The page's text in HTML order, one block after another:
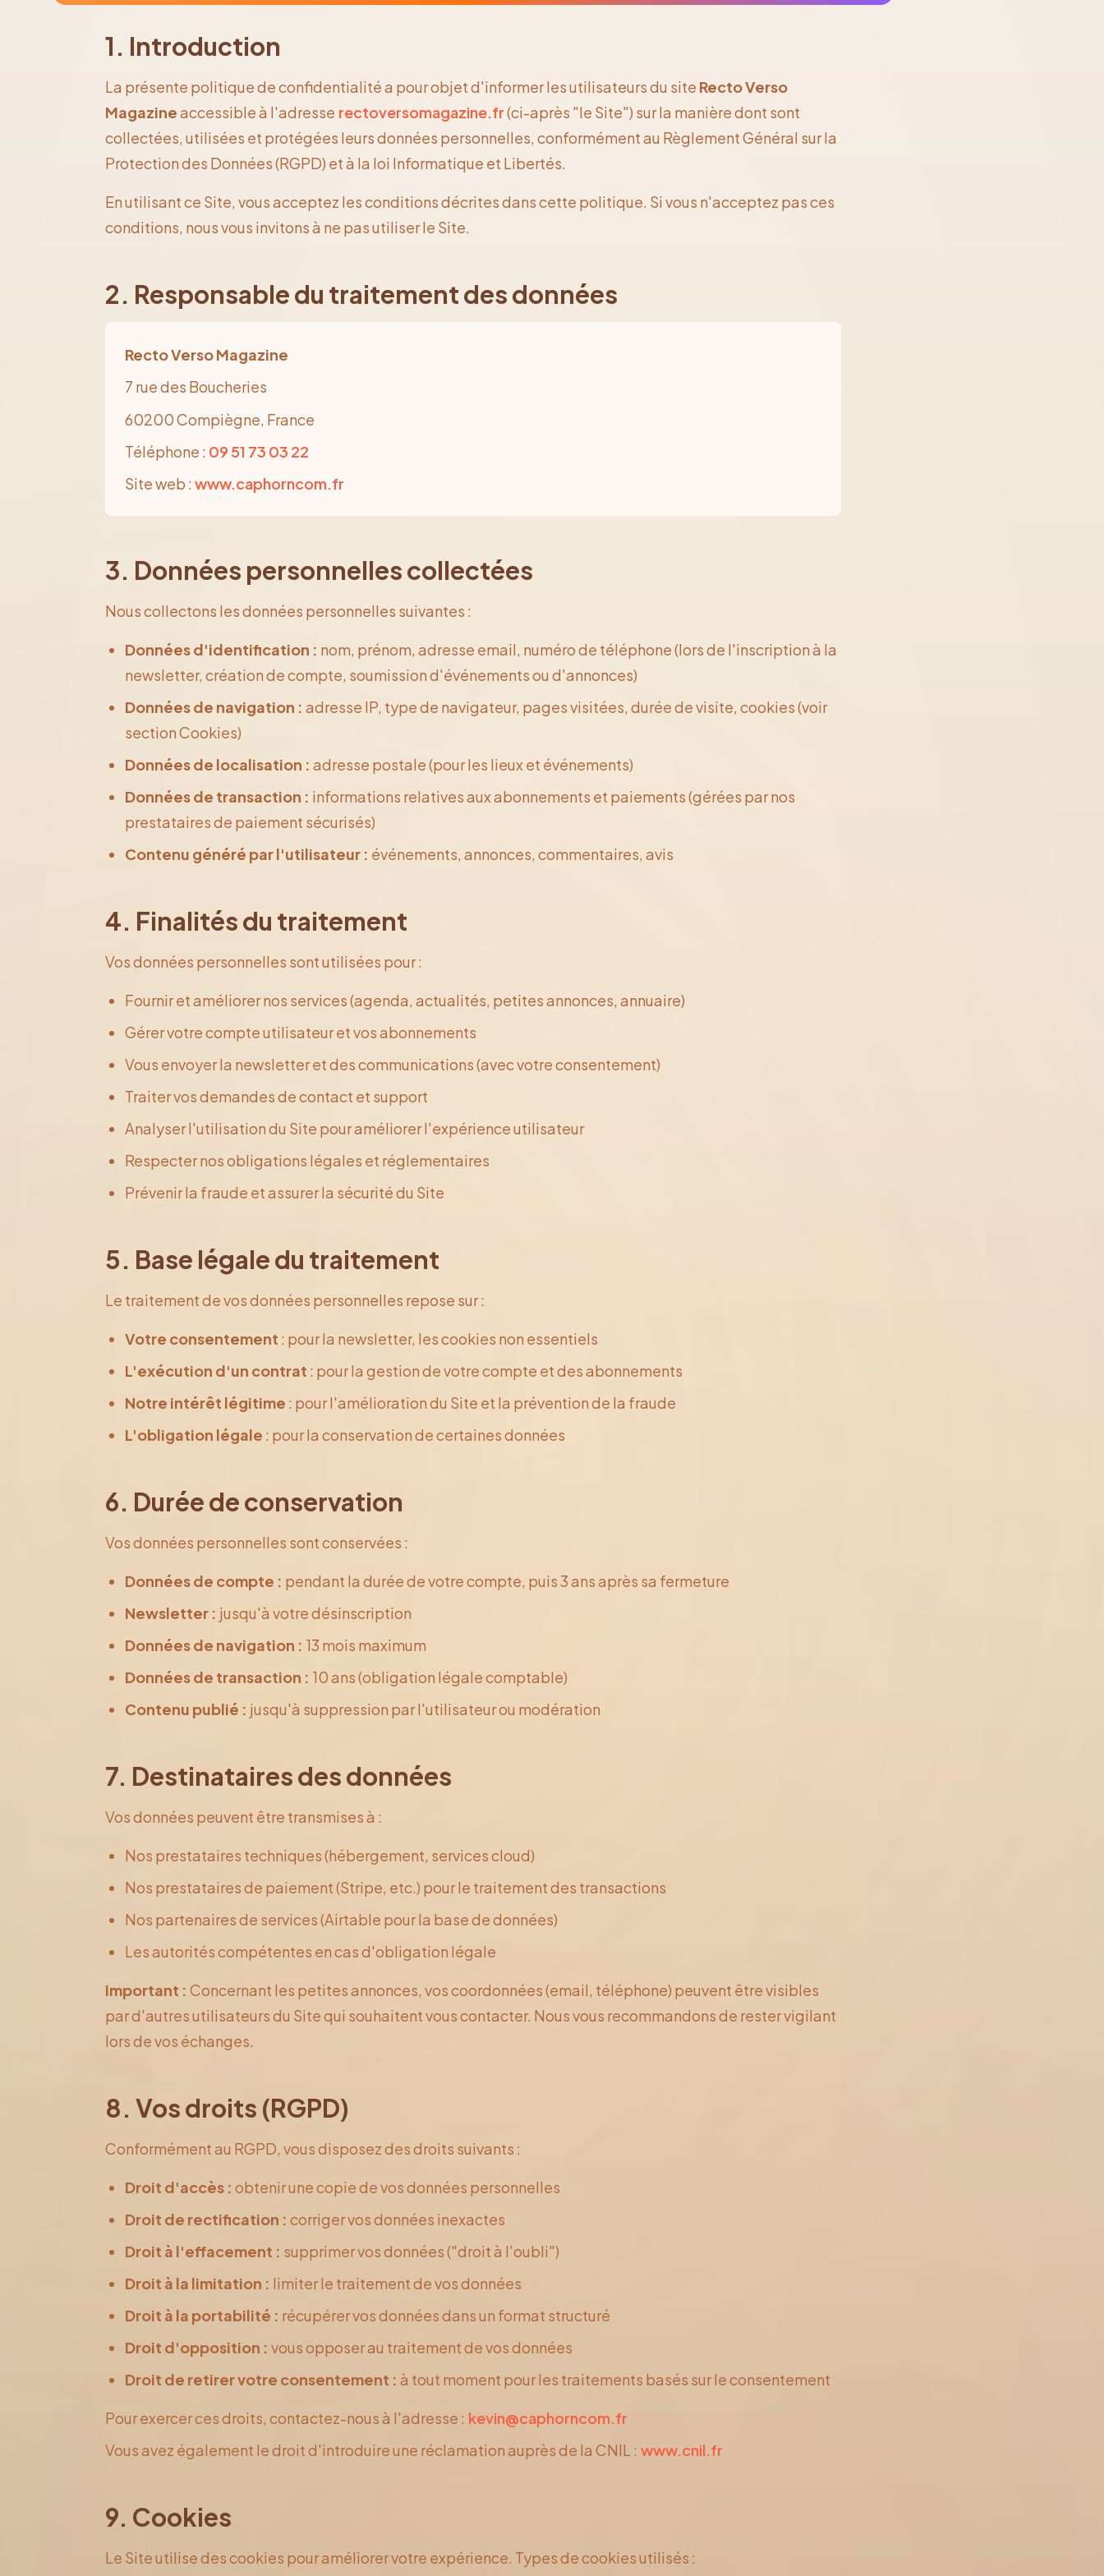
1. Introduction
La présente politique de confidentialité a pour objet d'informer les utilisateurs du site Recto Verso
Magazineaccessible à l'adresse rectoversomagazine.fr(ci-après "le Site") sur la manière dont sont
collectées, utilisées et protégées leurs données personnelles, conformément au Règlement Général sur la
Protection des Données (RGPD) et à la loi Informatique et Libertés.
En utilisant ce Site, vous acceptez les conditions décrites dans cette politique. Si vous n'acceptez pas ces
conditions, nous vous invitons à ne pas utiliser le Site.
2. Responsable du traitement des données
Recto Verso Magazine
7 rue des Boucheries
60200 Compiègne, France
Téléphone : 09 51 73 03 22
Site web :www.caphorncom.fr
3. Données personnelles collectées
Nous collectons les données personnelles suivantes :
Données d'identification : nom, prénom, adresse email, numéro de téléphone (lors de l'inscription à la
newsletter, création de compte, soumission d'événements ou d'annonces)
Données de navigation : adresse IP, type de navigateur, pages visitées, durée de visite, cookies (voir
section Cookies)
Données de localisation : adresse postale (pour les lieux et événements)
Données de transaction : informations relatives aux abonnements et paiements (gérées par nos
prestataires de paiement sécurisés)
Contenu généré par l'utilisateur : événements, annonces, commentaires, avis
4. Finalités du traitement
Vos données personnelles sont utilisées pour :
Fournir et améliorer nos services (agenda, actualités, petites annonces, annuaire)
Gérer votre compte utilisateur et vos abonnements
Vous envoyer la newsletter et des communications (avec votre consentement)
Traiter vos demandes de contact et support
Analyser l'utilisation du Site pour améliorer l'expérience utilisateur
Respecter nos obligations légales et réglementaires
Prévenir la fraude et assurer la sécurité du Site
5. Base légale du traitement
Le traitement de vos données personnelles repose sur :
Votre consentement : pour la newsletter, les cookies non essentiels
L'exécution d'un contrat : pour la gestion de votre compte et des abonnements
Notre intérêt légitime : pour l'amélioration du Site et la prévention de la fraude
L'obligation légale : pour la conservation de certaines données
6. Durée de conservation
Vos données personnelles sont conservées :
Données de compte : pendant la durée de votre compte, puis 3 ans après sa fermeture
Newsletter : jusqu'à votre désinscription
Données de navigation : 13 mois maximum
Données de transaction : 10 ans (obligation légale comptable)
Contenu publié : jusqu'à suppression par l'utilisateur ou modération
7. Destinataires des données
Vos données peuvent être transmises à :
Nos prestataires techniques (hébergement, services cloud)
Nos prestataires de paiement (Stripe, etc.) pour le traitement des transactions
Nos partenaires de services (Airtable pour la base de données)
Les autorités compétentes en cas d'obligation légale
Important : Concernant les petites annonces, vos coordonnées (email, téléphone) peuvent être visibles
par d'autres utilisateurs du Site qui souhaitent vous contacter. Nous vous recommandons de rester vigilant
lors de vos échanges.
8. Vos droits (RGPD)
Conformément au RGPD, vous disposez des droits suivants :
Droit d'accès : obtenir une copie de vos données personnelles
Droit de rectification : corriger vos données inexactes
Droit à l'effacement : supprimer vos données ("droit à l'oubli")
Droit à la limitation : limiter le traitement de vos données
Droit à la portabilité : récupérer vos données dans un format structuré
Droit d'opposition : vous opposer au traitement de vos données
Droit de retirer votre consentement : à tout moment pour les traitements basés sur le consentement
Pour exercer ces droits, contactez-nous à l'adresse : kevin@caphorncom.fr
Vous avez également le droit d'introduire une réclamation auprès de la CNIL : www.cnil.fr
9. Cookies
Le Site utilise des cookies pour améliorer votre expérience. Types de cookies utilisés :